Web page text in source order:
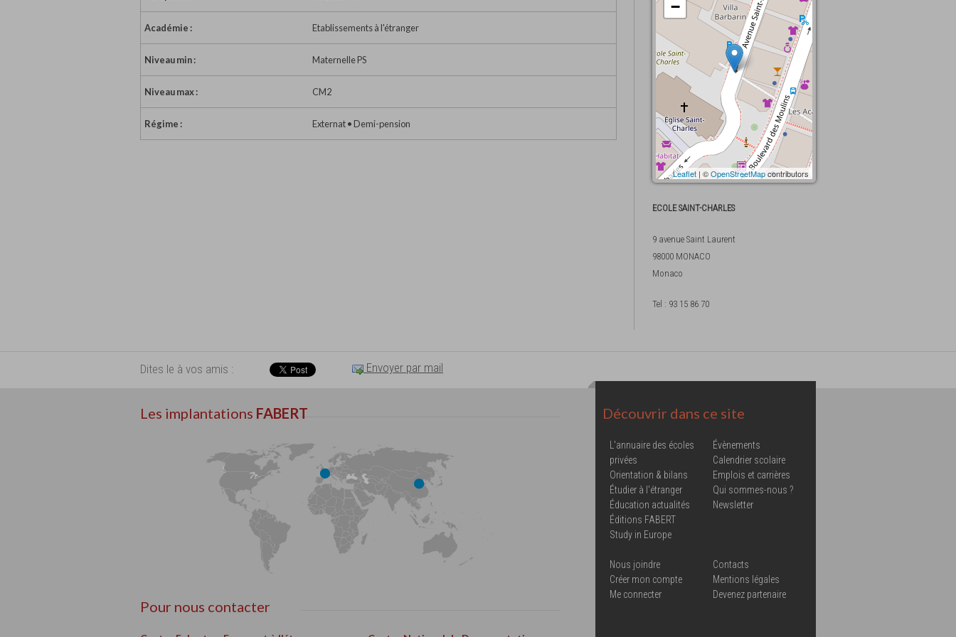
Académie : Etablissements à l'étranger
Niveau min : Maternelle PS
Niveau max : CM2
Régime : Externat • Demi-pension
−
Leaflet | ©OpenStreetMapcontributors
ECOLE SAINT-CHARLES
9 avenue Saint Laurent
98000 MONACO
Monaco
Tel : 93 15 86 70
Dites le à vos amis : Envoyer par mail
Les implantations FABERT
Pour nous contacter
Découvrir dans ce site
L'annuaire des écoles
privées
Orientation & bilans
Étudier à l'étranger
Éducation actualités
Éditions FABERT
Study in Europe
Évènements
Calendrier scolaire
Emplois et carrières
Qui sommes-nous ?
Newsletter
Nous joindre
Créer mon compte
Me connecter
Contacts
Mentions légales
Devenez partenaire